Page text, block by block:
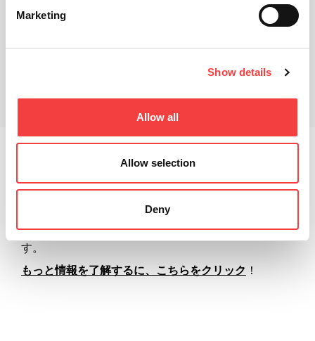
Marketing
Show details
Allow all
Allow selection
Deny
ダウンロード
れているにもかかわらず、Keylineは質の高い発想と伝
統的なサービスの効率性によって、新たな価値を加え
クキーを確実に提供します。市場のリーダー会社とし
て、限定数の製品についても、高品質を提供できま
す。
もっと情報を了解するに、こちらをクリック ！